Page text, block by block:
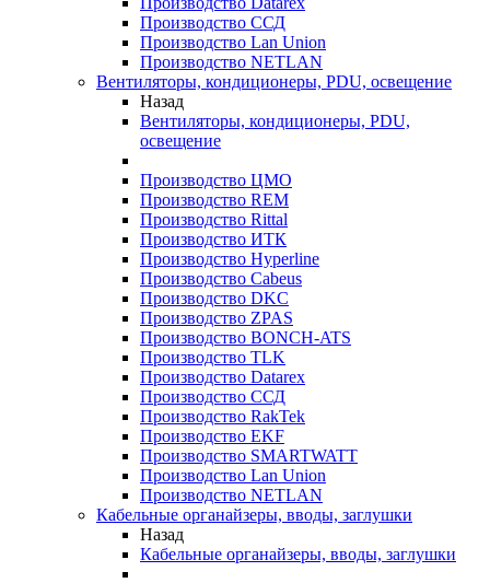
Производство ССД
Производство Lan Union
Производство NETLAN
Вентиляторы, кондиционеры, PDU, освещение
Назад
Вентиляторы, кондиционеры, PDU,
освещение
Производство ЦМО
Производство REM
Производство Rittal
Производство ИТК
Производство Hyperline
Производство Cabeus
Производство DKC
Производство ZPAS
Производство BONCH-ATS
Производство TLK
Производство Datarex
Производство ССД
Производство RakTek
Производство EKF
Производство SMARTWATT
Производство Lan Union
Производство NETLAN
Кабельные органайзеры, вводы, заглушки
Назад
Кабельные органайзеры, вводы, заглушки